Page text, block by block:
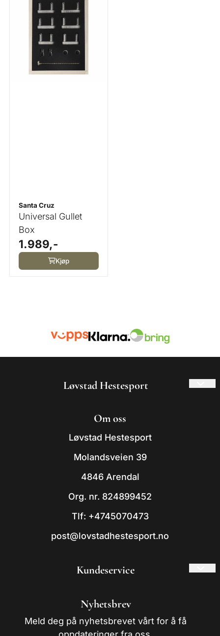
Santa Cruz
Universal Gullet
Box
1.989,-
Kjøp
Løvstad Hestesport
- Powered by Mystore.no
Om oss
Løvstad Hestesport
Molandsveien 39
4846 Arendal
Org. nr. 824899452
Tlf: +4745070473
post@lovstadhestesport.no
Kundeservice
Om oss
Kontakt oss
Nyhetsbrev
Meld deg på nyhetsbrevet vårt for å få